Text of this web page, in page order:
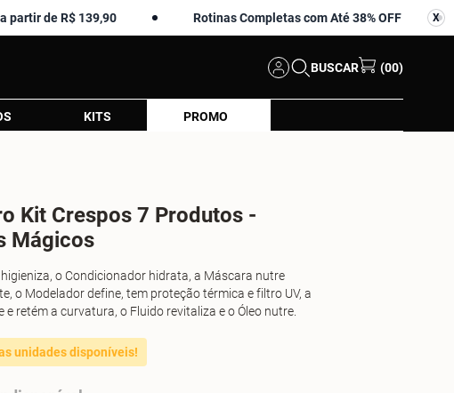
X
R$ 139,90 Rotinas Completas com Até 38% OFF
X
BUSCAR (00)
KITS PROMO
Kit Crespos 7 Produtos -
Mágicos
o Condicionador hidrata, a Máscara nutre
o Modelador define, tem proteção térmica e filtro UV, a
e retém a curvatura, o Fluido revitaliza e o Óleo nutre.
unidades disponíveis!